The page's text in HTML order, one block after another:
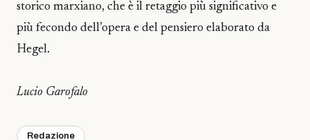
storico marxiano, che è il retaggio più significativo e
più fecondo dell’opera e del pensiero elaborato da
Hegel.
Lucio Garofalo
Redazione